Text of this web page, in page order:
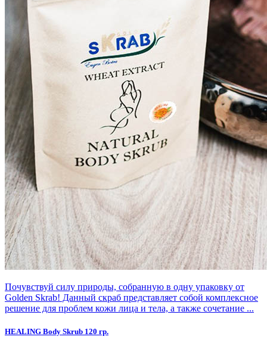
Почувствуй силу природы, собранную в одну упаковку от
Golden Skrab! Данный скраб представляет собой комплексное
решение для проблем кожи лица и тела, а также сочетание ...
HEALING Body Skrub 120 гр.